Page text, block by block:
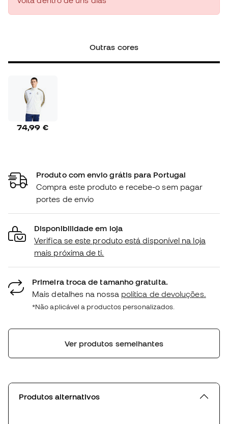
Outras cores
74,99 €
Produto com envio grátis para Portugal
Compra este produto e recebe-o sem pagar
portes de envio
Disponibilidade em loja
Verifica se este produto está disponível na loja
mais próxima de ti.
Primeira troca de tamanho gratuita.
Mais detalhes na nossa política de devoluções.
*Não aplicável a productos personalizados.
Ver produtos semelhantes
Produtos alternativos